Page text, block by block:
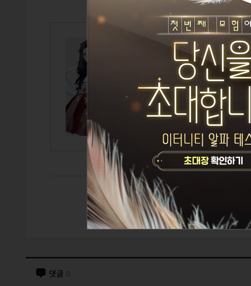
전_낭청님
Lv.110 단아
설정된 오늘의 한마
TITLE
황금의 신
GUILD
설정된 길드
CAIRDE 카르제 이름
댓글 0